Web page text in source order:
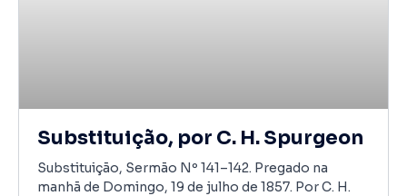
Substituição, por C. H. Spurgeon
Substituição, Sermão Nº 141–142. Pregado na
manhã de Domingo, 19 de julho de 1857. Por C. H.